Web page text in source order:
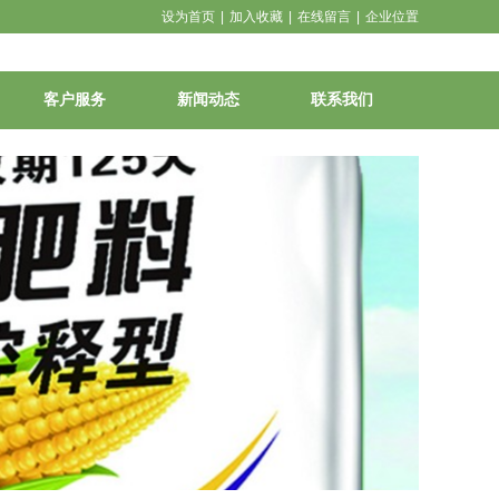
客户服务 新闻动态 联系我们
设为首页 加入收藏 在线留言 企业位置